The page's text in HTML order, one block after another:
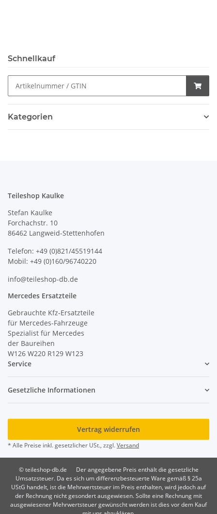
Schnellkauf
Kategorien
Teileshop Kaulke
Stefan Kaulke
Forchachstr. 10
86462 Langweid-Stettenhofen
Telefon: +49 (0)821/45519144
Mobil: +49 (0)160/96740220
info@teileshop-db.de
Mercedes Ersatzteile
Gebrauchte Kfz-Ersatzteile
für Mercedes-Fahrzeuge
Spezialist für Mercedes
der Baureihen
W126 W220 R129 W123
Service
Gesetzliche Informationen
Vertrag widerrufen
* Alle Preise inkl. gesetzlicher USt., zzgl.Versand
© teileshop-db.de
Der angegebene Preis enthält die gesetzliche
Umsatzsteuer. Da es sich um differenzbesteuerte Ware gemäß § 25a
UStG handelt, ist die Mehrwertsteuer im Preis enthalten, wird jedoch auf
der Rechnung nicht gesondert ausgewiesen. Sollte eine Rechnung mit
ausgewiesener Mehrwertsteuer gewünscht werden ist dies vor dem Kauf